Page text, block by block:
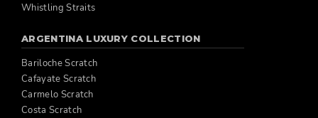
Whistling Straits
ARGENTINA LUXURY COLLECTION
Bariloche Scratch
Cafayate Scratch
Carmelo Scratch
Costa Scratch